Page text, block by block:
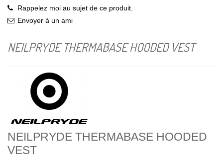
Rappelez moi au sujet de ce produit.
Envoyer à un ami
NEILPRYDE THERMABASE HOODED VEST
NEILPRYDE THERMABASE HOODED
VEST